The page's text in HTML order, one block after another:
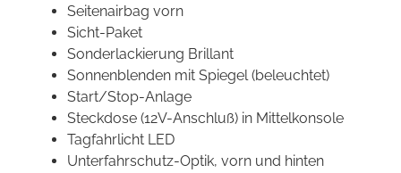
Seitenairbag vorn
Sicht-Paket
Sonderlackierung Brillant
Sonnenblenden mit Spiegel (beleuchtet)
Start/Stop-Anlage
Steckdose (12V-Anschluß) in Mittelkonsole
Tagfahrlicht LED
Unterfahrschutz-Optik, vorn und hinten